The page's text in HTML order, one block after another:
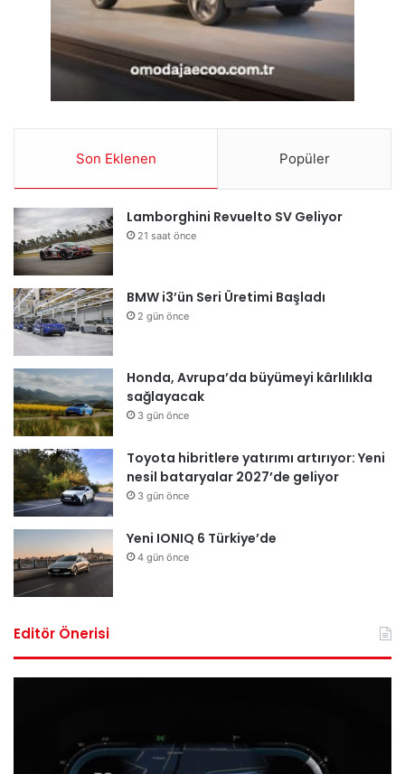
Son Eklenen Popüler
Lamborghini Revuelto SV Geliyor
21 saat önce
BMW i3’ün Seri Üretimi Başladı
2 gün önce
Honda, Avrupa’da büyümeyi kârlılıkla
sağlayacak
3 gün önce
Toyota hibritlere yatırımı artırıyor: Yeni
nesil bataryalar 2027’de geliyor
3 gün önce
Yeni IONIQ 6 Türkiye’de
4 gün önce
Editör Önerisi